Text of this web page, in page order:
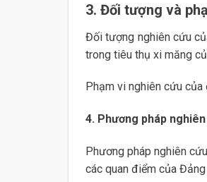
3. Đối tượng và
Đối tượng nghiên cứu
trong tiêu thụ xi măng
Phạm vi nghiên cứu
4. Phương pháp
Phương pháp nghiên
các quan điểm của